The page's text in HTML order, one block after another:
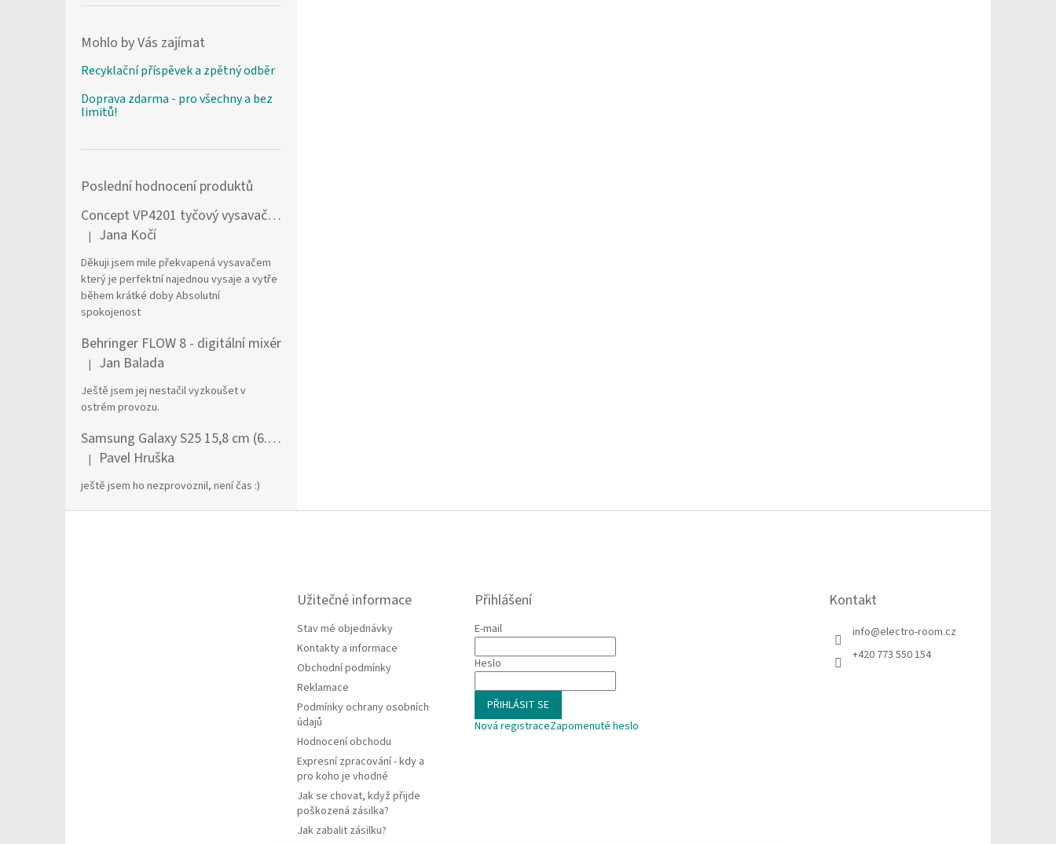
Mohlo by Vás zajímat
Recyklační příspěvek a zpětný odběr
Doprava zdarma - pro všechny a bez
limitů!
Poslední hodnocení produktů
Concept VP4201 tyčový vysavač / elektrický smeták Tyčový vysavač 2 v 1 AC Suché a mokré Bezsáčkové 0,6 l 90 W Černá, Stříbrná
Hodnocení produktu je 5 z 5 hvězdiček.
| Jana Kočí
Děkuji jsem mile překvapená vysavačem
který je perfektní najednou vysaje a vytře
během krátké doby Absolutní
spokojenost
Behringer FLOW 8 - digitální mixér
Hodnocení produktu je 5 z 5 hvězdiček.
| Jan Balada
Ještě jsem jej nestačil vyzkoušet v
ostrém provozu.
Samsung Galaxy S25 15,8 cm (6.2") Dual SIM Android 15 5G USB typu C 12 GB 256 GB 4000 mAh Námořnická modrá
Hodnocení produktu je 1 z 5 hvězdiček.
| Pavel Hruška
ještě jsem ho nezprovoznil, není čas :)
Užitečné informace
Stav mé objednávky
Kontakty a informace
Obchodní podmínky
Reklamace
Podmínky ochrany osobních
údajů
Hodnocení obchodu
Expresní zpracování - kdy a
pro koho je vhodné
Jak se chovat, když přijde
poškozená zásilka?
Jak zabalit zásilku?
Přihlášení
E-mail
Heslo
PŘIHLÁSIT SE
Nová registraceZapomenuté heslo
Kontakt
info@electro-room.cz
+420 773 550 154